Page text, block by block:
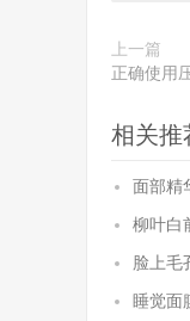
上一篇
正确使用
相关推
面部精
柳叶白
脸上毛
睡觉面